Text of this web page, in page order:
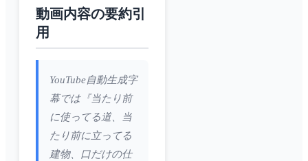
動画内容の要約引
用
YouTube自動生成字
幕では『当たり前
に使ってる道、当
たり前に立ってる
建物、口だけの仕